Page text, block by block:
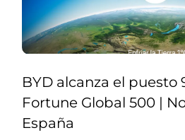
BYD alcanza el puesto
Fortune Global 500 |
España